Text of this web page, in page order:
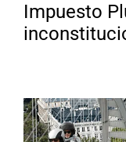
Impuesto